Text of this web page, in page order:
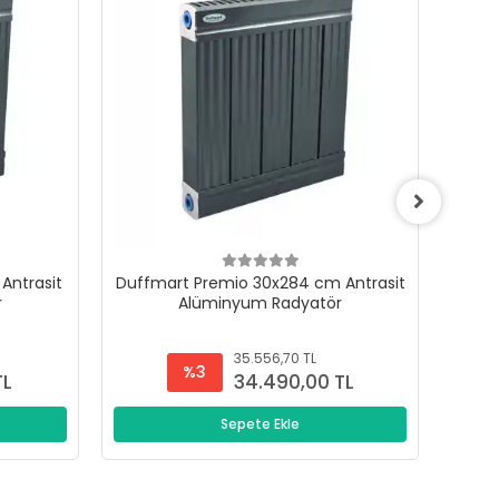
Duffmart Premio 30x284 cm Antrasit
Alüminyum Radyatör
%3
35.556,70 TL
34.490,00 TL
Sepete Ekle